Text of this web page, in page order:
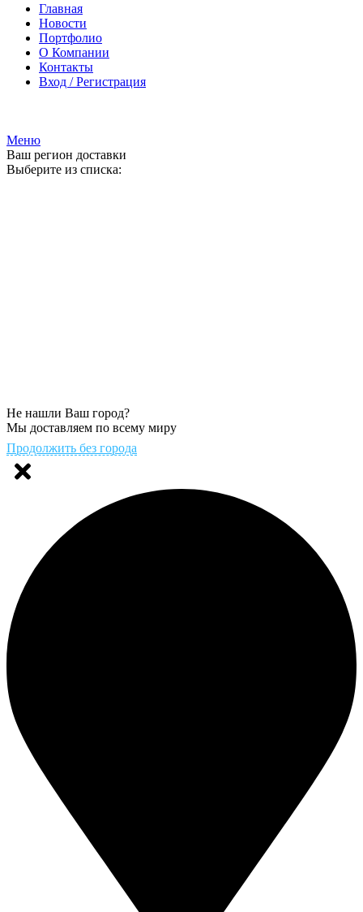
Главная
Новости
Портфолио
О Компании
Контакты
Вход / Регистрация
Меню
Ваш регион доставки
Выберите из списка:
Не нашли Ваш город?
Мы доставляем по всему миру
Продолжить без города